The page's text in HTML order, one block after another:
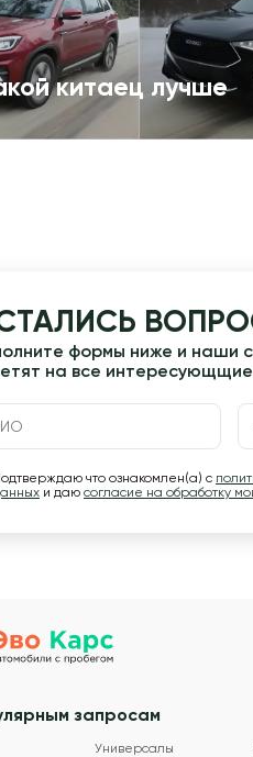
китаец лучше
формы ниже и наши
на все
что ознакомлен(а) с
и даю согласие на обработку
запросам
Универсалы